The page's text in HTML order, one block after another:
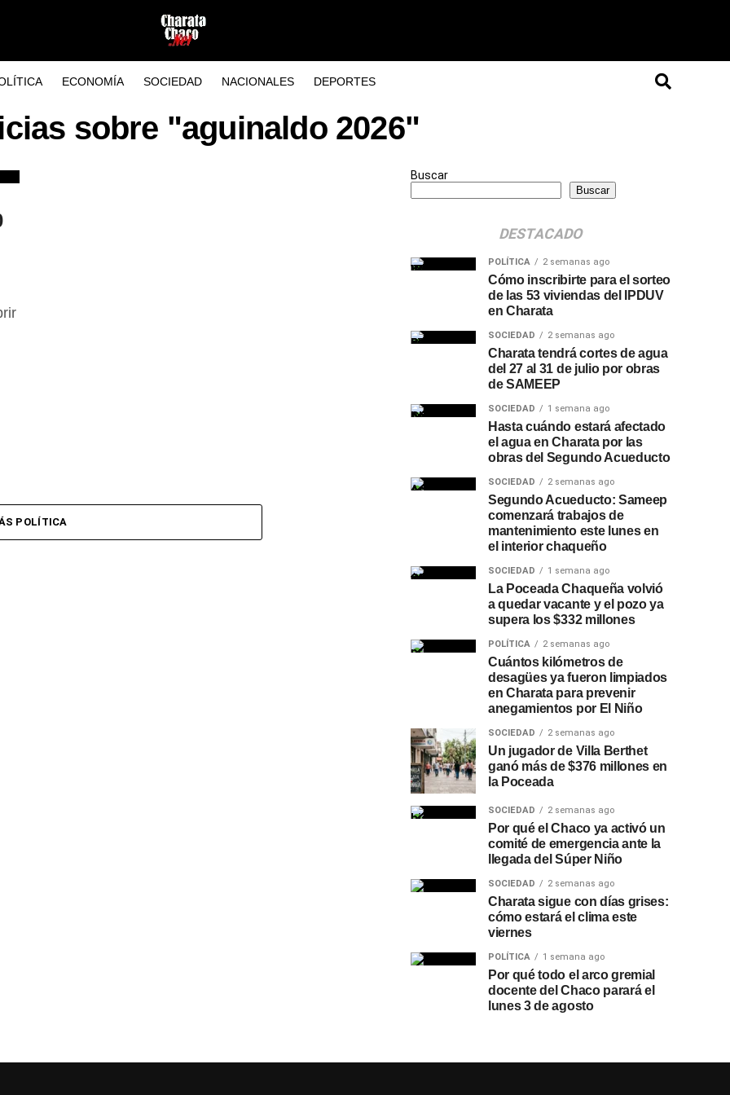
ECONOMÍA SOCIEDAD NACIONALES DEPORTES
sobre "aguinaldo 2026"
POLÍTICA
Buscar
Buscar
DESTACADO
POLÍTICA 2 semanas ago
Cómo inscribirte para el sorteo
de las 53 viviendas del IPDUV
en Charata
SOCIEDAD 2 semanas ago
Charata tendrá cortes de agua
del 27 al 31 de julio por obras
de SAMEEP
SOCIEDAD 1 semana ago
Hasta cuándo estará afectado
el agua en Charata por las
obras del Segundo Acueducto
SOCIEDAD 2 semanas ago
Segundo Acueducto: Sameep
comenzará trabajos de
mantenimiento este lunes en
el interior chaqueño
SOCIEDAD 1 semana ago
La Poceada Chaqueña volvió
a quedar vacante y el pozo ya
supera los $332 millones
POLÍTICA 2 semanas ago
Cuántos kilómetros de
desagües ya fueron limpiados
en Charata para prevenir
anegamientos por El Niño
SOCIEDAD 2 semanas ago
Un jugador de Villa Berthet
ganó más de $376 millones en
la Poceada
SOCIEDAD 2 semanas ago
Por qué el Chaco ya activó un
comité de emergencia ante la
llegada del Súper Niño
SOCIEDAD 2 semanas ago
Charata sigue con días grises:
cómo estará el clima este
viernes
POLÍTICA 1 semana ago
Por qué todo el arco gremial
docente del Chaco parará el
lunes 3 de agosto